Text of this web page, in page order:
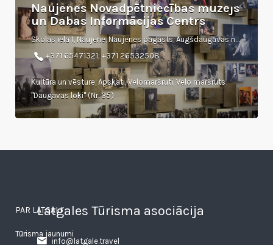
Naujenes Novadpētniecības muzejs
un Dabas Informācijas Centrs
Skolas iela 1, Naujene, Naujenes pagasts, Augšdaugavas novads
+371 65471321; +371 26532508
Kultūra un vēsture, Apskati, Velomaršruti, Velo maršruts
"Daugavas loki" (Nr. 35)
Latgales Tūrisma asociācija
info@latgale.travel
PAR LATGALI
Tūrisma jaunumi